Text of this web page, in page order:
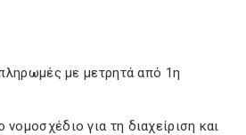
με μετρητά από 1η
για τη διαχείριση και